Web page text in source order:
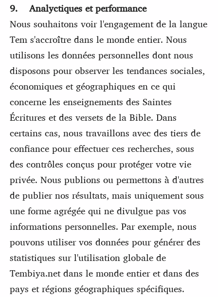
9. Analyctiques et performance
Nous souhaitons voir l'engagement de la langue
Tem s'accroître dans le monde entier. Nous
utilisons les données personnelles dont nous
disposons pour observer les tendances sociales,
économiques et géographiques en ce qui
concerne les enseignements des Saintes
Écritures et des versets de la Bible. Dans
certains cas, nous travaillons avec des tiers de
confiance pour effectuer ces recherches, sous
des contrôles conçus pour protéger votre vie
privée. Nous publions ou permettons à d'autres
de publier nos résultats, mais uniquement sous
une forme agrégée qui ne divulgue pas vos
informations personnelles. Par exemple, nous
pouvons utiliser vos données pour générer des
statistiques sur l'utilisation globale de
Tembiya.net dans le monde entier et dans des
pays et régions géographiques spécifiques.